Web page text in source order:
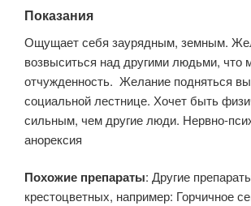
Показания
Ощущает себя заурядным, земным.
возвыситься над другими людьми, что
отчужденность. Желание подняться
социальной лестнице. Хочет быть
сильным, чем другие люди. Нервно-
анорексия
Похожие препараты: Другие
крестоцветных, например: Горчичное